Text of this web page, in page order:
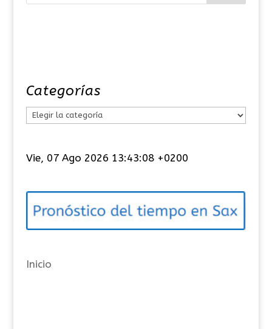
Categorías
e
o
í
s
Vie, 07 Ago 2026 13:43:08 +0200
Inicio